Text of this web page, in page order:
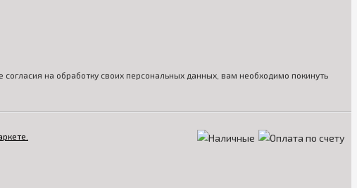
согласия на обработку своих персональных данных, вам необходимо покинуть